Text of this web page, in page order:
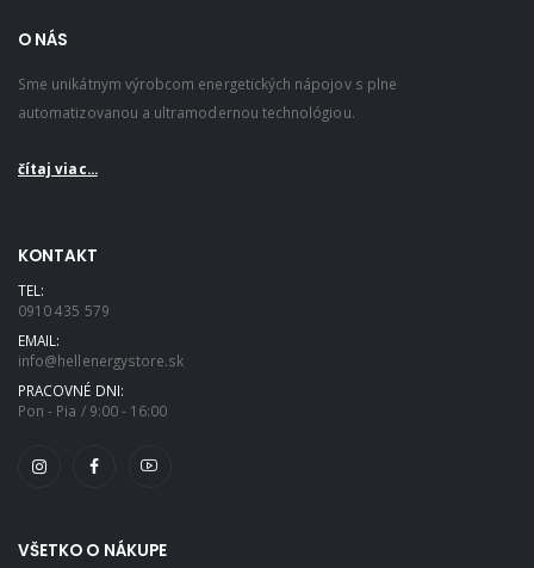
O NÁS
Sme unikátnym výrobcom energetických nápojov s plne
automatizovanou a ultramodernou technológiou.
čítaj viac...
KONTAKT
TEL:
0910 435 579
EMAIL:
info@hellenergystore.sk
PRACOVNÉ DNI:
Pon - Pia / 9:00 - 16:00
VŠETKO O NÁKUPE